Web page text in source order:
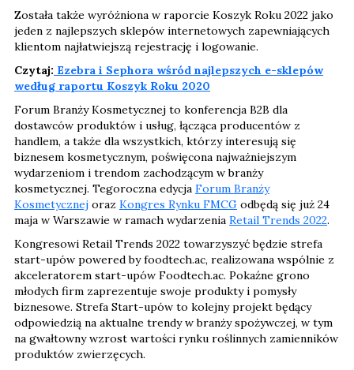
Została także wyróżniona w raporcie Koszyk Roku 2022 jako
jeden z najlepszych sklepów internetowych zapewniających
klientom najłatwiejszą rejestrację i logowanie.
Czytaj: Ezebra i Sephora wśród najlepszych e-sklepów
według raportu Koszyk Roku 2020
Forum Branży Kosmetycznej to konferencja B2B dla
dostawców produktów i usług, łącząca producentów z
handlem, a także dla wszystkich, którzy interesują się
biznesem kosmetycznym, poświęcona najważniejszym
wydarzeniom i trendom zachodzącym w branży
kosmetycznej. Tegoroczna edycja Forum Branży
Kosmetycznej oraz Kongres Rynku FMCG odbędą się już 24
maja w Warszawie w ramach wydarzenia Retail Trends 2022.
Kongresowi Retail Trends 2022 towarzyszyć będzie strefa
start-upów powered by foodtech.ac, realizowana wspólnie z
akceleratorem start-upów Foodtech.ac. Pokaźne grono
młodych firm zaprezentuje swoje produkty i pomysły
biznesowe. Strefa Start-upów to kolejny projekt będący
odpowiedzią na aktualne trendy w branży spożywczej, w tym
na gwałtowny wzrost wartości rynku roślinnych zamienników
produktów zwierzęcych.